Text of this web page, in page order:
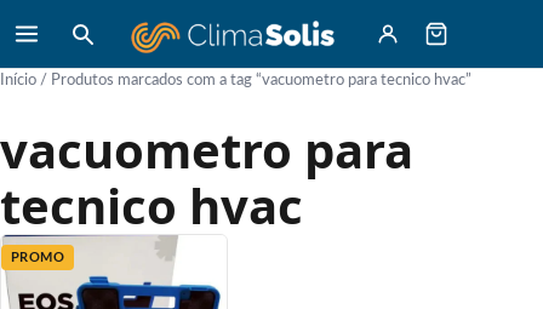
Início / Produtos marcados com a tag “vacuometro para tecnico hvac”
vacuometro para
tecnico hvac
PROMO